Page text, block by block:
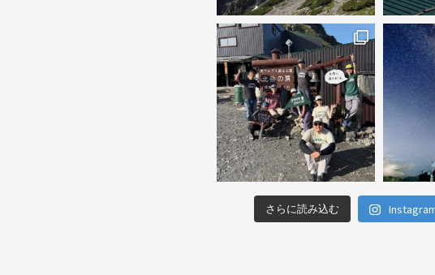
さらに読み込む